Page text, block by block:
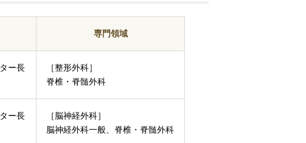
専門領域
ー長
［整形外科］
脊椎・脊髄外科
ー長
［脳神経外科］
脳神経外科一般、脊椎・脊髄外科